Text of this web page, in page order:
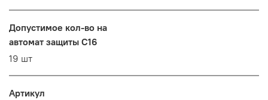
Допустимое кол-во на
автомат защиты C16
19 шт
Артикул